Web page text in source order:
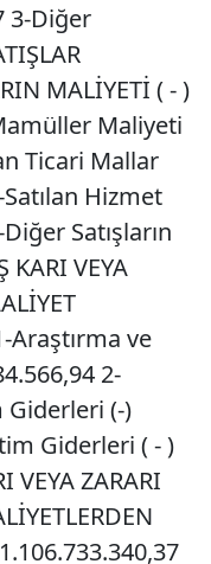
3-Diğer
MALİYETİ ( - )
Maliyeti
Ticari Mallar
Hizmet
Satışların
KARI VEYA
Araştırma ve
2-
Giderleri (-)
Giderleri ( - )
VEYA ZARARI